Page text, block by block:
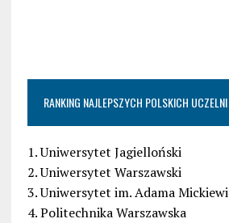
RANKING NAJLEPSZYCH POLSKICH UCZELNI
1. Uniwersytet Jagielloński
2. Uniwersytet Warszawski
3. Uniwersytet im. Adama
4. Politechnika Warszawska